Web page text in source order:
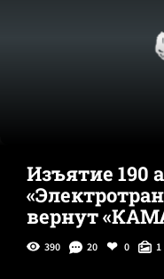
Изъятие 190
вернут
390 20 0 1